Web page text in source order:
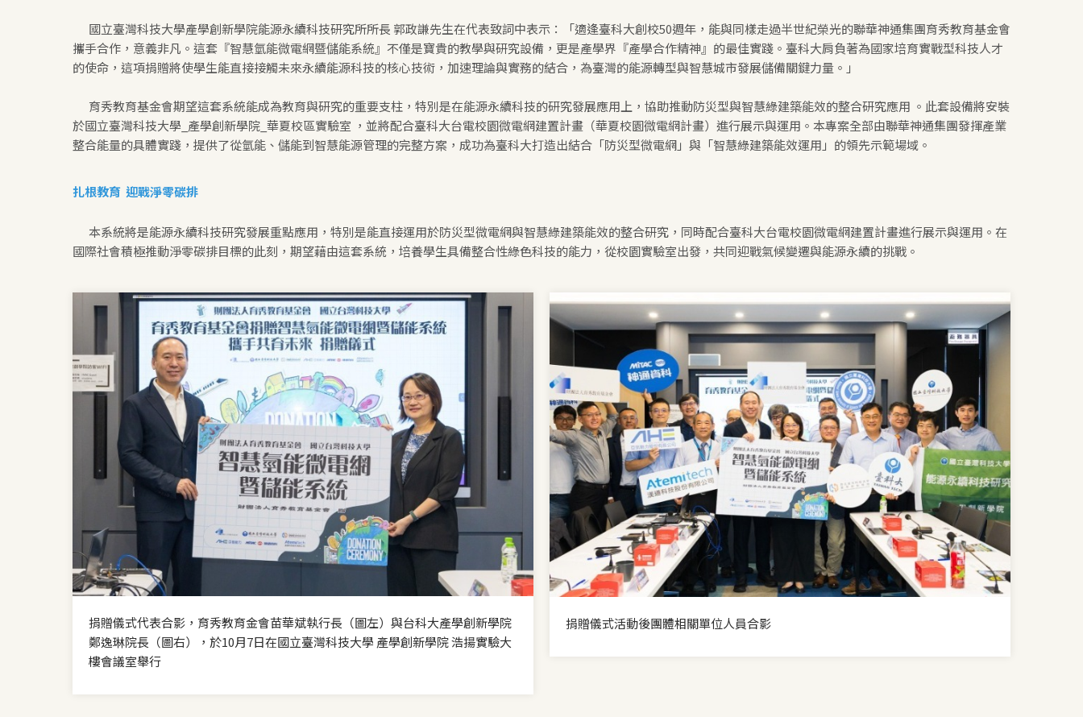
國立臺灣科技大學產學創新學院能源永續科技研究所所長 郭政謙先生在代表致詞中表示：「適逢臺科大創校50週年，能與同樣走過半世紀榮光的聯華神通集團育秀教育基金會
攜手合作，意義非凡。這套『智慧氫能微電網暨儲能系統』不僅是寶貴的教學與研究設備，更是產學界『產學合作精神』的最佳實踐。臺科大肩負著為國家培育實戰型科技人才
的使命，這項捐贈將使學生能直接接觸未來永續能源科技的核心技術，加速理論與實務的結合，為臺灣的能源轉型與智慧城市發展儲備關鍵力量。」
育秀教育基金會期望這套系統能成為教育與研究的重要支柱，特別是在能源永續科技的研究發展應用上，協助推動防災型與智慧綠建築能效的整合研究應用 。此套設備將安裝
於國立臺灣科技大學_產學創新學院_華夏校區實驗室 ，並將配合臺科大台電校園微電網建置計畫（華夏校園微電網計畫）進行展示與運用。本專案全部由聯華神通集團發揮產業
整合能量的具體實踐，提供了從氫能、儲能到智慧能源管理的完整方案，成功為臺科大打造出結合「防災型微電網」與「智慧綠建築能效運用」的領先示範場域。
扎根教育 迎戰淨零碳排
本系統將是能源永續科技研究發展重點應用，特別是能直接運用於防災型微電網與智慧綠建築能效的整合研究，同時配合臺科大台電校園微電網建置計畫進行展示與運用。在
國際社會積極推動淨零碳排目標的此刻，期望藉由這套系統，培養學生具備整合性綠色科技的能力，從校園實驗室出發，共同迎戰氣候變遷與能源永續的挑戰。
捐贈儀式代表合影，育秀教育金會苗華斌執行長（圖左）與台科大產學創新學院
鄭逸琳院長（圖右），於10月7日在國立臺灣科技大學 產學創新學院 浩揚實驗大
樓會議室舉行
捐贈儀式活動後團體相關單位人員合影